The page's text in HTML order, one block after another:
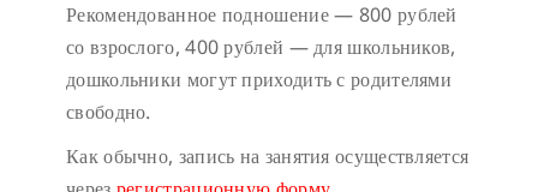
Рекомендованное подношение — 800 рублей
со взрослого, 400 рублей — для школьников,
дошкольники могут приходить с родителями
свободно.
Как обычно, запись на занятия осуществляется